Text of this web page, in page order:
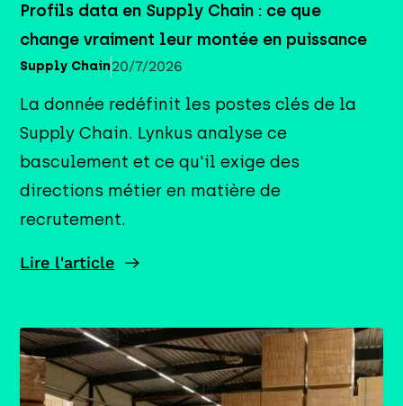
Profils data en Supply Chain : ce que
change vraiment leur montée en puissance
Supply Chain20/7/2026
La donnée redéfinit les postes clés de la
Supply Chain. Lynkus analyse ce
basculement et ce qu'il exige des
directions métier en matière de
recrutement.
Lire l'article